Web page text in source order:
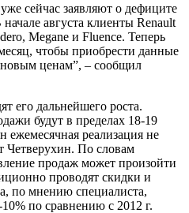
сейчас заявляют о дефиците
августа клиенты Renault
Megane и Fluence. Теперь
чтобы приобрести данные
ценам”, – сообщил
его дальнейшего роста.
будут в пределах 18-19
реализация не
Четверухин. По словам
продаж может произойти
проводят скидки и
по мнению специалиста,
по сравнению с 2012 г.